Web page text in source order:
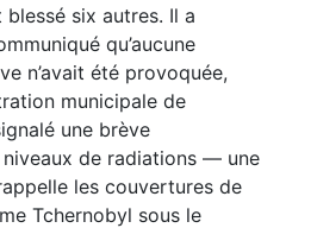
six autres. Il a
qu’aucune
n’avait été provoquée,
municipale de
une brève
de radiations — une
les couvertures de
Tchernobyl sous le